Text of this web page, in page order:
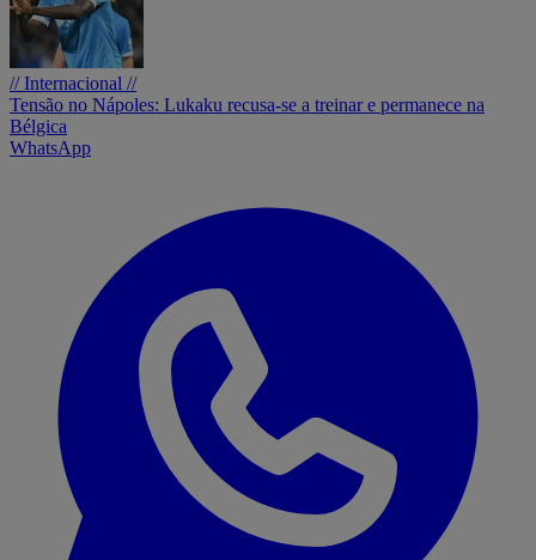
// Internacional //
Tensão no Nápoles: Lukaku recusa-se a treinar e permanece na
Bélgica
WhatsApp